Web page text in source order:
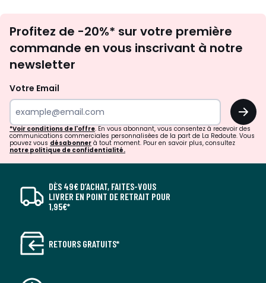
newsletter
Profitez de -20%* sur votre première
commande en vous inscrivant à notre
newsletter
Votre Email
OK
*Voir conditions de l'offre. En vous abonnant, vous consentez à recevoir des
communications commerciales personnalisées de la part de La Redoute. Vous
pouvez vous désabonner à tout moment. Pour en savoir plus, consultez
notre politique de confidentialité.
DÈS 49€ D’ACHAT, FAITES-VOUS
LIVRER EN POINT DE RETRAIT POUR
1,95€*
RETOURS GRATUITS*